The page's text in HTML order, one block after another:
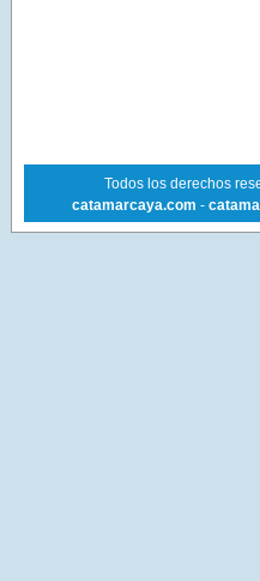
Todos los derechos
catamarcaya.com -